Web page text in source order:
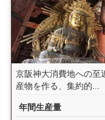
京阪神大消費地への至
産物を作る、集約的...
年間生産量